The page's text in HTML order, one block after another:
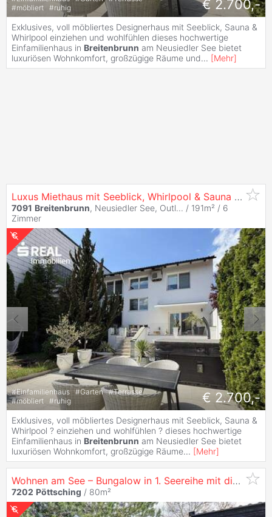
#möbliert #ruhig € 2.700,-
Exklusives, voll möbliertes Designerhaus mit Seeblick, Sauna &
Whirlpool einziehen und wohlfühlen dieses hochwertige
Einfamilienhaus in Breitenbrunn am Neusiedler See bietet
luxuriösen Wohnkomfort, großzügige Räume und... [Mehr]
Luxus Miethaus mit Seeblick, Whirlpool & Sauna | voll möbliert | Nähe Wien
7091 Breitenbrunn, Neusiedler See, Outl... / 191m² / 6
Zimmer
#Einfamilienhaus #Garten #Terrasse
#möbliert #ruhig € 2.700,-
Exklusives, voll möbliertes Designerhaus mit Seeblick, Sauna &
Whirlpool ? einziehen und wohlfühlen ? dieses hochwertige
Einfamilienhaus in Breitenbrunn am Neusiedler See bietet
luxuriösen Wohnkomfort, großzügige Räume... [Mehr]
Wohnen am See – Bungalow in 1. Seereihe mit direktem Seezugang
7202 Pöttsching / 80m²